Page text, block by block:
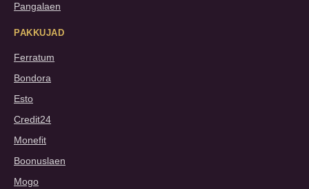
Pangalaen
PAKKUJAD
Ferratum
Bondora
Esto
Credit24
Monefit
Boonuslaen
Mogo